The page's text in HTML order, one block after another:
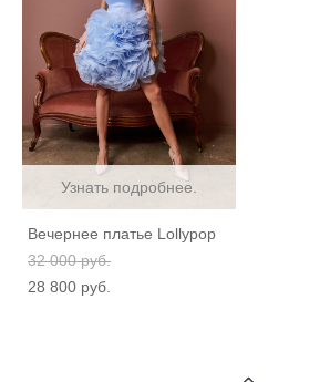
Узнать подробнее.
Вечернее платье Lollypop
32 000 pуб.
28 800 pуб.